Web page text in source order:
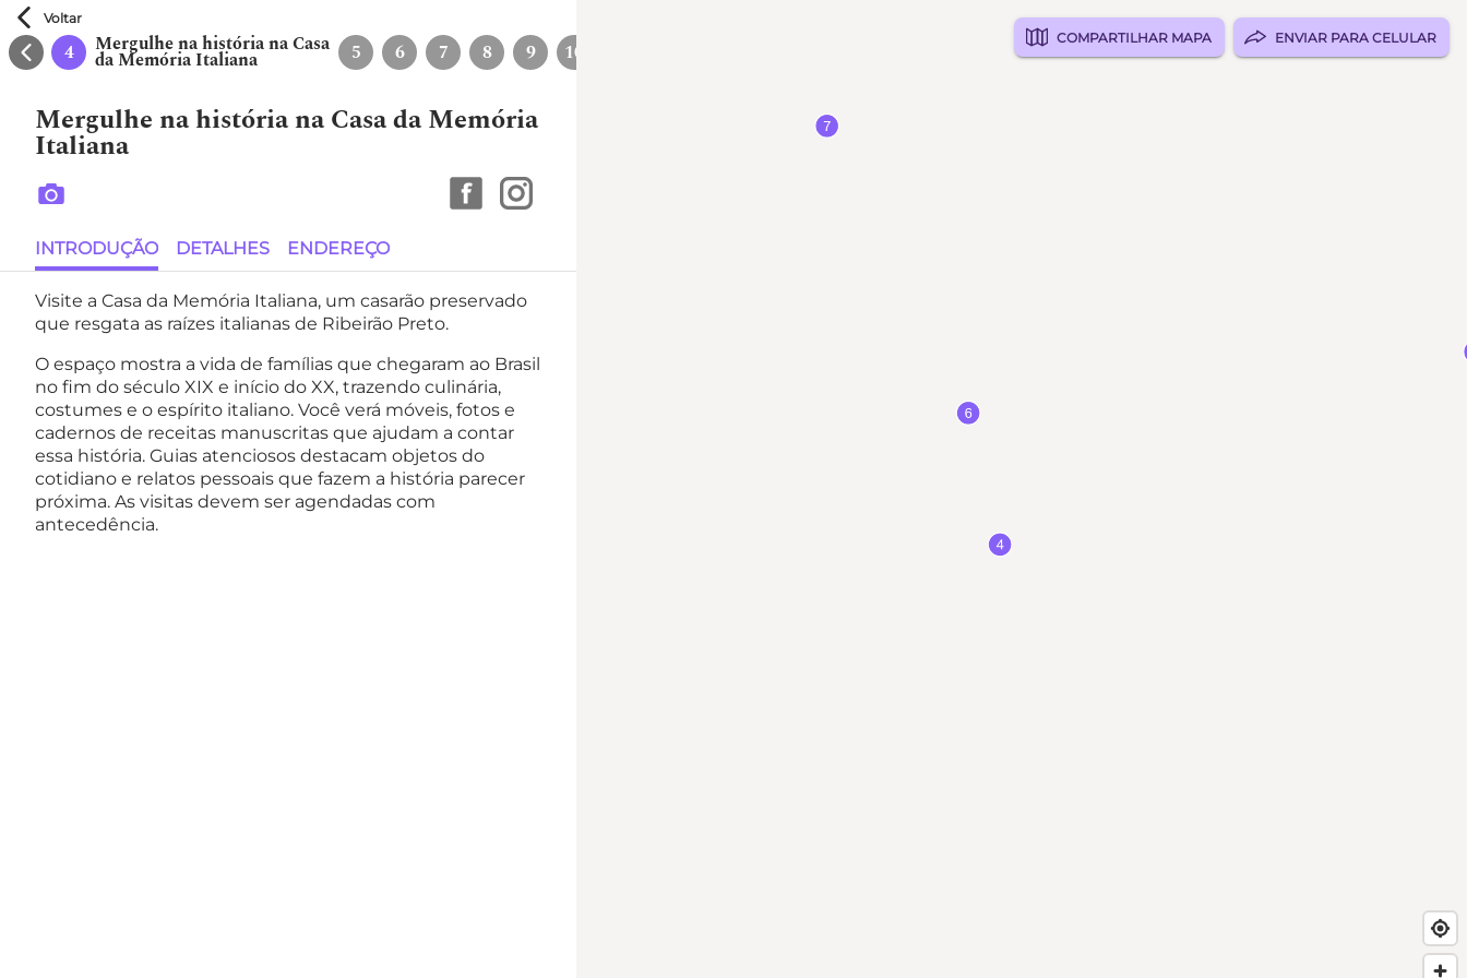
Voltar
3 4 Mergulhe na história na Casa
da Memória Italiana 5 6 7 8 9 10
Mergulhe na história na Casa da Memória
Italiana
INTRODUÇÃO DETALHES ENDEREÇO
Visite a Casa da Memória Italiana, um casarão preservado
que resgata as raízes italianas de Ribeirão Preto.
O espaço mostra a vida de famílias que chegaram ao Brasil
no fim do século XIX e início do XX, trazendo culinária,
costumes e o espírito italiano. Você verá móveis, fotos e
cadernos de receitas manuscritas que ajudam a contar
essa história. Guias atenciosos destacam objetos do
cotidiano e relatos pessoais que fazem a história parecer
próxima. As visitas devem ser agendadas com
antecedência.
COMPARTILHAR MAPA ENVIAR PARA CELULAR